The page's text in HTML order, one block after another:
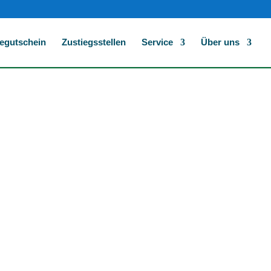
Zustiegsstellen Service Über uns